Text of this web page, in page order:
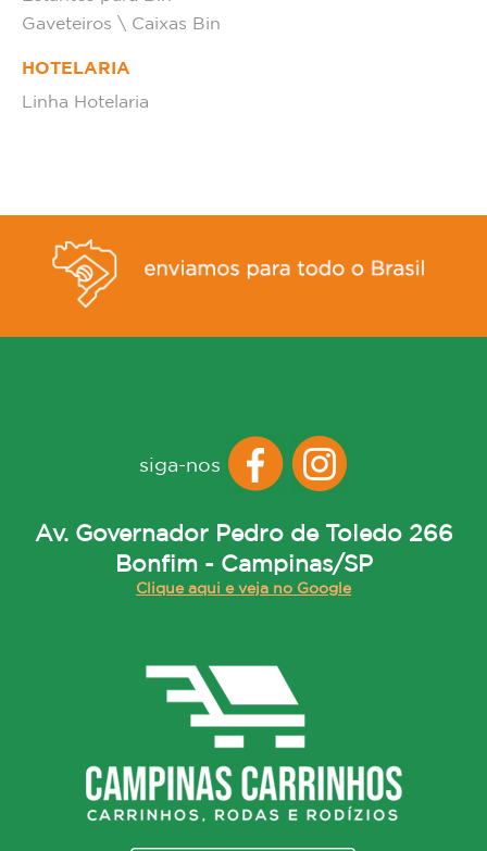
Gaveteiros \ Caixas Bin
HOTELARIA
Linha Hotelaria
siga-nos
Av. Governador Pedro de Toledo 266
Bonfim - Campinas/SP
Clique aqui e veja no Google